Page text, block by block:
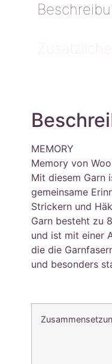
MEMORY
Memory von
Mit diesem Garn
gemeinsame
Strickern und
Garn besteht zu
und ist mit einer
die die
und besonders